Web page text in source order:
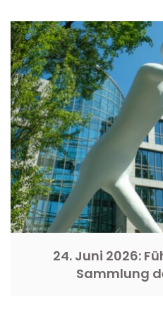
24. Juni 2026:
Sammlung